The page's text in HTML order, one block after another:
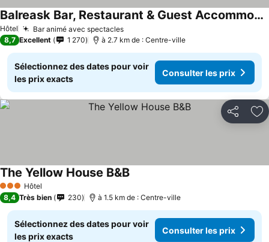
Hôtel Bar animé avec spectacles
Balreask Bar, Restaurant & Guest Accommodation
8,7 Excellent 1 270 à 2.7 km de : Centre-ville
Sélectionnez des dates pour voir
les prix exacts
Consulter les prix
Partager
3 ÉtoilesHôtel
The Yellow House B&B
8,4 Très bien 230 à 1.5 km de : Centre-ville
Sélectionnez des dates pour voir
les prix exacts
Consulter les prix